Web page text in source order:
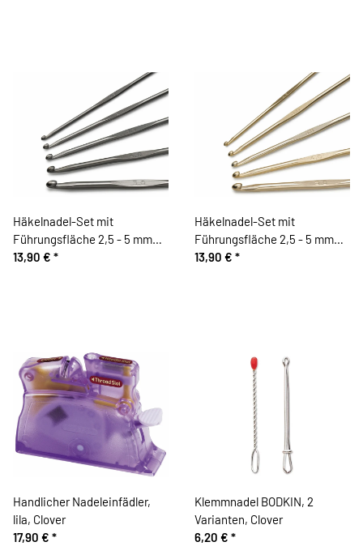
Häkelnadel-Set mit
Führungsfläche 2,5 - 5 mm
Stärke, gunmetal, Prym
13,90 € *
Häkelnadel-Set mit
Führungsfläche 2,5 - 5 mm
Stärke, new gold, Prym
13,90 € *
Handlicher Nadeleinfädler,
lila, Clover
17,90 € *
Klemmnadel BODKIN, 2
Varianten, Clover
6,20 € *